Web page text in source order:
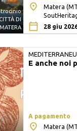
DI
MATERA
Matera
28 giu
E anche noi
A pagamento
Matera